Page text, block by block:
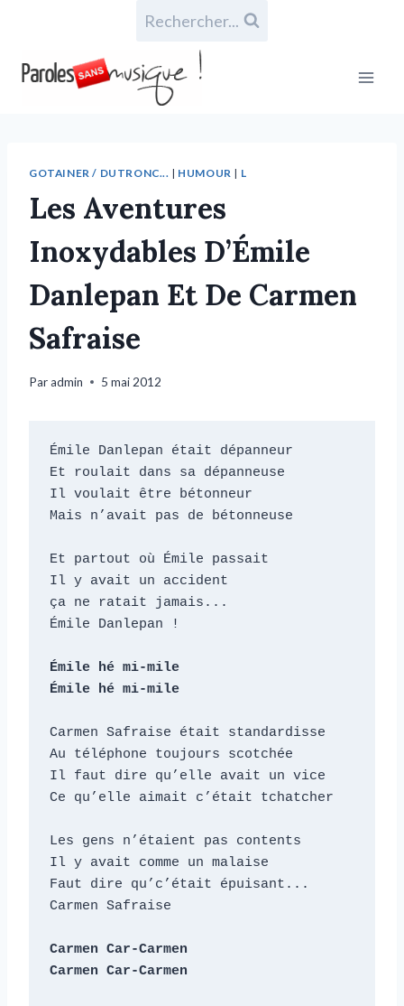
Rechercher...
GOTAINER / DUTRONC... | HUMOUR | L
Les Aventures
Inoxydables D’Émile
Danlepan Et De Carmen
Safraise
Paradmin 5 mai 2012
Émile Danlepan était dépanneur
Et roulait dans sa dépanneuse
Il voulait être bétonneur
Mais n’avait pas de bétonneuse
Et partout où Émile passait
Il y avait un accident
ça ne ratait jamais...
Émile Danlepan !
Émile hé mi-mile
Émile hé mi-mile
Carmen Safraise était standardisse
Au téléphone toujours scotchée
Il faut dire qu’elle avait un vice
Ce qu’elle aimait c’était tchatcher
Les gens n’étaient pas contents
Il y avait comme un malaise
Faut dire qu’c’était épuisant...
Carmen Safraise
Carmen Car-Carmen
Carmen Car-Carmen